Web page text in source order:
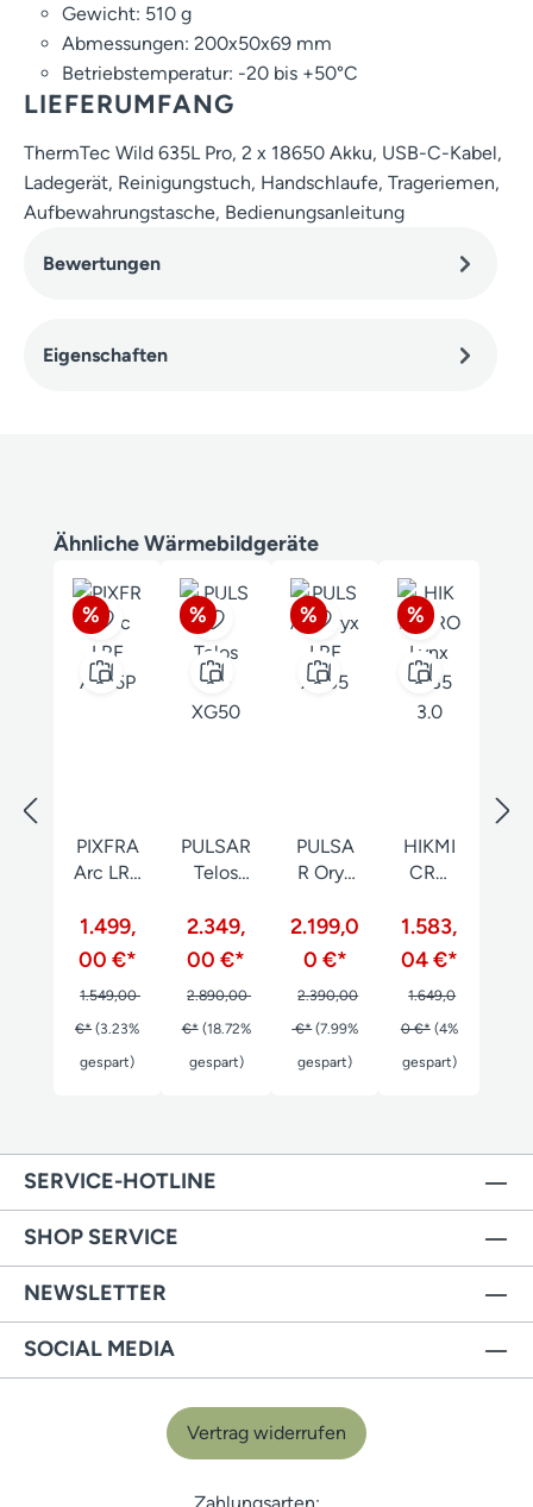
Gewicht: 510 g
Abmessungen: 200x50x69 mm
Betriebstemperatur: -20 bis +50°C
LIEFERUMFANG
ThermTec Wild 635L Pro, 2 x 18650 Akku, USB-C-Kabel,
Ladegerät, Reinigungstuch, Handschlaufe, Trageriemen,
Aufbewahrungstasche, Bedienungsanleitung
Bewertungen
Eigenschaften
Produktgalerie überspringen
Ähnliche Wärmebildgeräte
Rabatt
%
PIXFRA
Arc LRF
1.499,
00 €*
1.549,00
€* (3.23%
gespart)
Rabatt
%
PULSAR
Telos
XG50
2.349,
00 €*
2.890,00
€* (18.72%
gespart)
Rabatt
%
PULSA
R Oryx
XG35
2.199,0
0 €*
2.390,00
€* (7.99%
gespart)
Rabatt
%
HIKMI
CRO
LQ35
3.0
1.583,
04 €*
1.649,0
0 €* (4%
gespart)
SERVICE-HOTLINE
SHOP SERVICE
NEWSLETTER
SOCIAL MEDIA
Vertrag widerrufen